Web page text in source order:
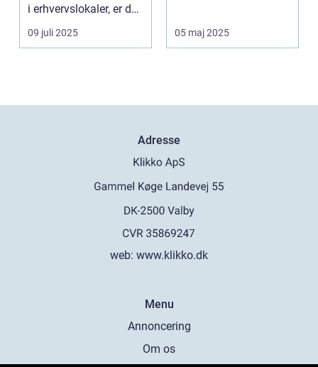
i erhvervslokaler, er det
af...
09 juli 2025 05 maj 2025
Adresse
web: www.klikko.dk
Menu
Annoncering
Om os